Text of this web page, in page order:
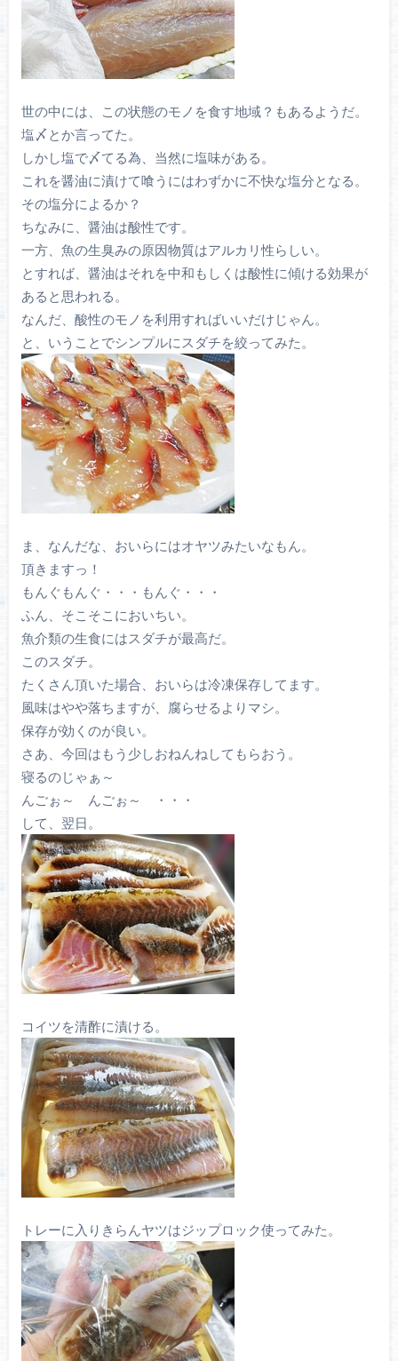
世の中には、この状態のモノを食す地域？もあるようだ。
塩〆とか言ってた。
しかし塩で〆てる為、当然に塩味がある。
これを醤油に漬けて喰うにはわずかに不快な塩分となる。
その塩分によるか？
ちなみに、醤油は酸性です。
一方、魚の生臭みの原因物質はアルカリ性らしい。
とすれば、醤油はそれを中和もしくは酸性に傾ける効果が
あると思われる。
なんだ、酸性のモノを利用すればいいだけじゃん。
と、いうことでシンプルにスダチを絞ってみた。
ま、なんだな、おいらにはオヤツみたいなもん。
頂きますっ！
もんぐもんぐ・・・もんぐ・・・
ふん、そこそこにおいちい。
魚介類の生食にはスダチが最高だ。
このスダチ。
たくさん頂いた場合、おいらは冷凍保存してます。
風味はやや落ちますが、腐らせるよりマシ。
保存が効くのが良い。
さあ、今回はもう少しおねんねしてもらおう。
寝るのじゃぁ～
んごぉ～ んごぉ～ ・・・
して、翌日。
コイツを清酢に漬ける。
トレーに入りきらんヤツはジップロック使ってみた。